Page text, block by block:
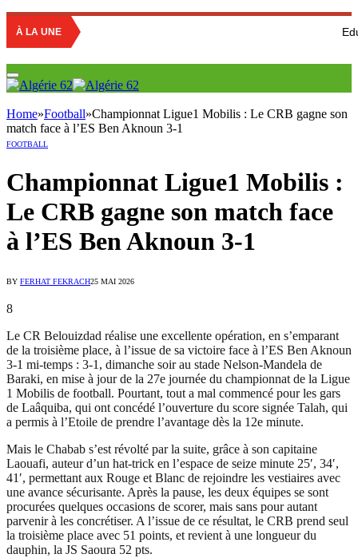
À LA UNE Education
Home»Football»Championnat Ligue1 Mobilis : Le CRB gagne son
match face à l’ES Ben Aknoun 3-1
FOOTBALL
Championnat Ligue1 Mobilis :
Le CRB gagne son match face
à l’ES Ben Aknoun 3-1
BY FERHAT FEKRACH25 MAI 2026
8
Le CR Belouizdad réalise une excellente opération, en s’emparant
de la troisième place, à l’issue de sa victoire face à l’ES Ben Aknoun
3-1 mi-temps : 3-1, dimanche soir au stade Nelson-Mandela de
Baraki, en mise à jour de la 27e journée du championnat de la Ligue
1 Mobilis de football. Pourtant, tout a mal commencé pour les gars
de Laâquiba, qui ont concédé l’ouverture du score signée Talah, qui
a permis à l’Etoile de prendre l’avantage dès la 12e minute.
Mais le Chabab s’est révolté par la suite, grâce à son capitaine
Laouafi, auteur d’un hat-trick en l’espace de seize minute 25′, 34′,
41′, permettant aux Rouge et Blanc de rejoindre les vestiaires avec
une avance sécurisante. Après la pause, les deux équipes se sont
procurées quelques occasions de scorer, mais sans pour autant
parvenir à les concrétiser. A l’issue de ce résultat, le CRB prend seul
la troisième place avec 51 points, et revient à une longueur du
dauphin, la JS Saoura 52 pts.